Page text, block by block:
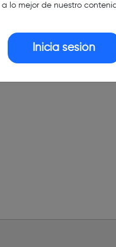
a lo mejor de nuestro
Inicia sesión